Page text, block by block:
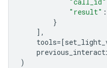
"result" :
}
],
tools= [
)